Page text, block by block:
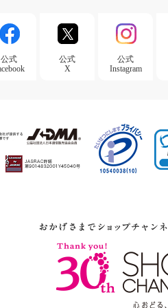
公式
公式
X
公式
Instagram